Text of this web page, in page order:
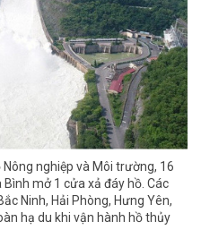
nghiệp và Môi trường, 16
mở 1 cửa xả đáy hồ. Các
Ninh, Hải Phòng, Hưng Yên,
hạ du khi vận hành hồ thủy